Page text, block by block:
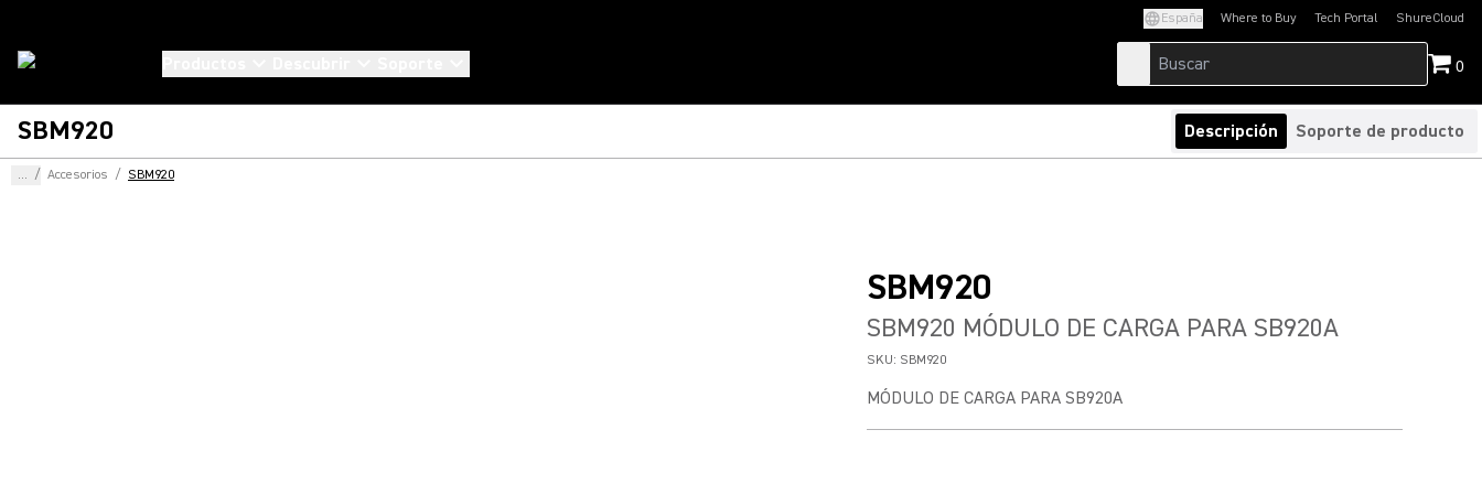
España Where to Buy Tech Portal
(Opens in a new tab)ShureCloud
(Opens in a new
0
SBM920 Descripción Soporte de producto
... / Accesorios / SBM920
SBM920
SBM920 MÓDULO DE CARGA PARA SB920A
SKU: SBM920
MÓDULO DE CARGA PARA SB920A